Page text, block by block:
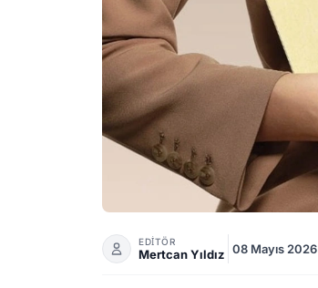
EDİTÖR
Mertcan Yıldız 08 Mayıs 2026